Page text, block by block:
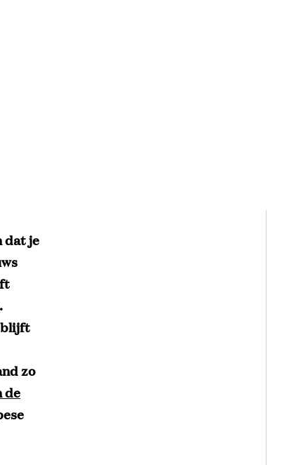
dat je
blijft
zo
de